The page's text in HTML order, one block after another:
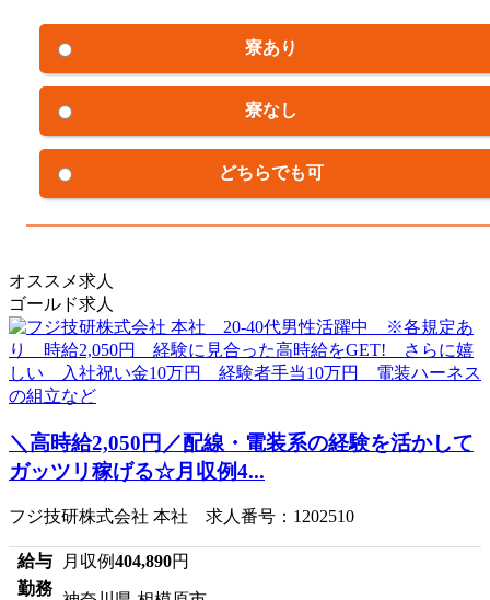
寮あり
寮なし
どちらでも可
オススメ求人
ゴールド求人
＼高時給2,050円／配線・電装系の経験を活かして
ガッツリ稼げる☆月収例4...
フジ技研株式会社 本社 求人番号：1202510
給与 月収例404,890円
勤務